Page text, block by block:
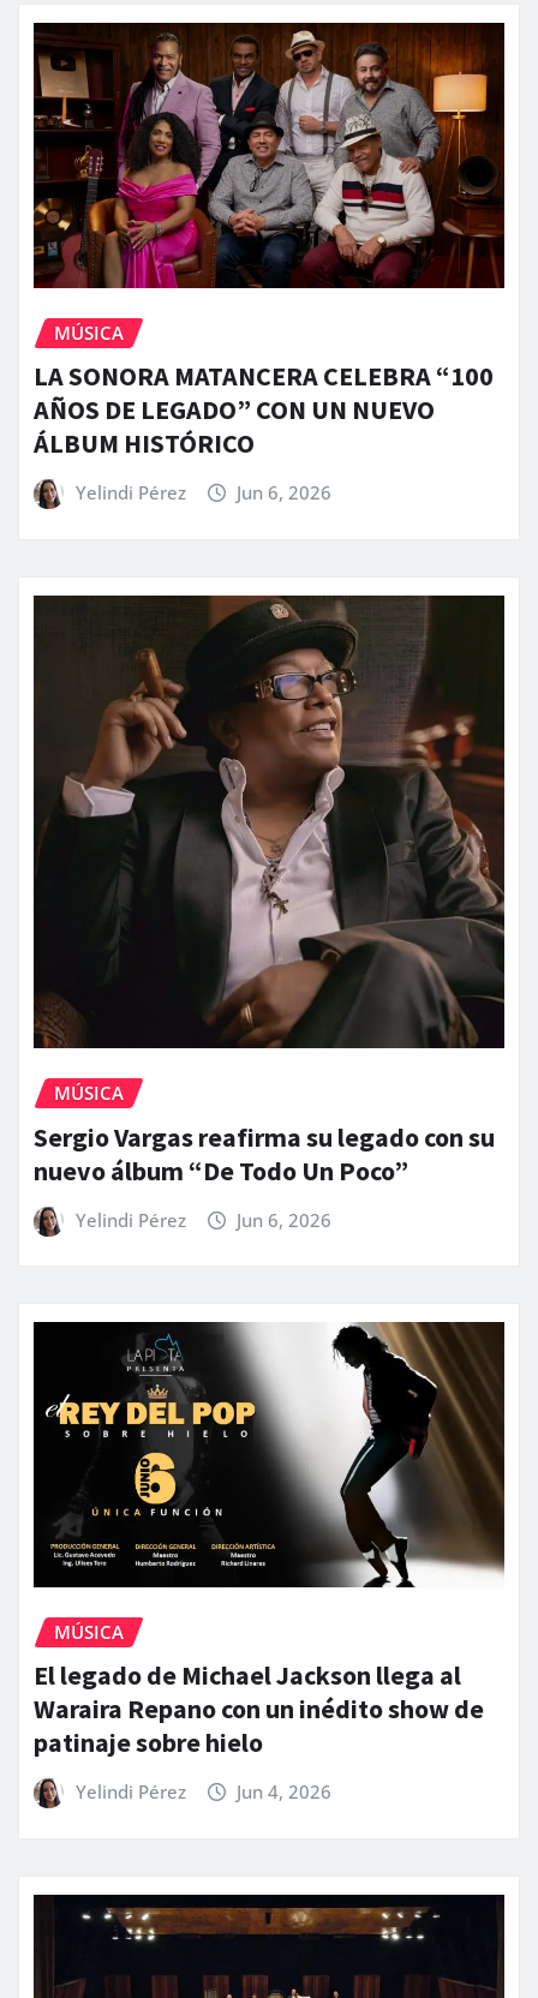
MÚSICA
LA SONORA MATANCERA CELEBRA “100
AÑOS DE LEGADO” CON UN NUEVO
ÁLBUM HISTÓRICO
Yelindi Pérez Jun 6, 2026
MÚSICA
Sergio Vargas reafirma su legado con su
nuevo álbum “De Todo Un Poco”
Yelindi Pérez Jun 6, 2026
MÚSICA
El legado de Michael Jackson llega al
Waraira Repano con un inédito show de
patinaje sobre hielo
Yelindi Pérez Jun 4, 2026